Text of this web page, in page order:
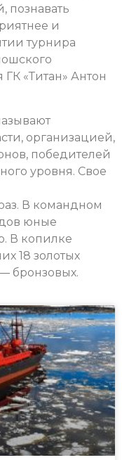
познавать
и
турнира
«Титан» Антон
организацией,
победителей
уровня. Свое
В командном
юные
В копилке
18 золотых
бронзовых.